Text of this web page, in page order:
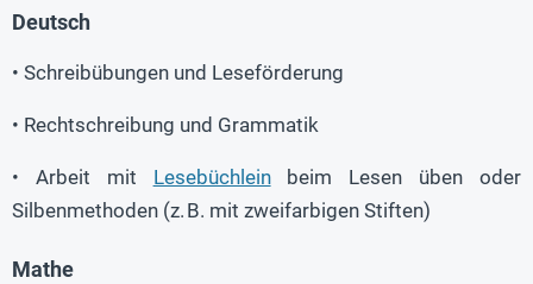
Deutsch
• Schreibübungen und Leseförderung
• Rechtschreibung und Grammatik
• Arbeit mit Lesebüchleinbeim Lesen üben oder
Silbenmethoden (z. B. mit zweifarbigen Stiften)
Mathe